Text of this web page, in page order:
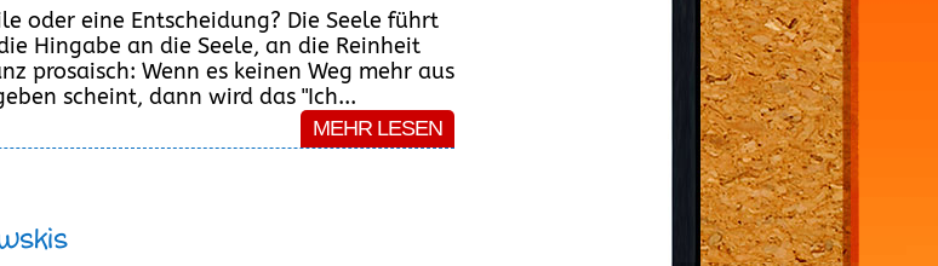
oder eine Entscheidung? Die Seele führt
Hingabe an die Seele, an die Reinheit
prosaisch: Wenn es keinen Weg mehr aus
scheint, dann wird das "Ich...
MEHR LESEN